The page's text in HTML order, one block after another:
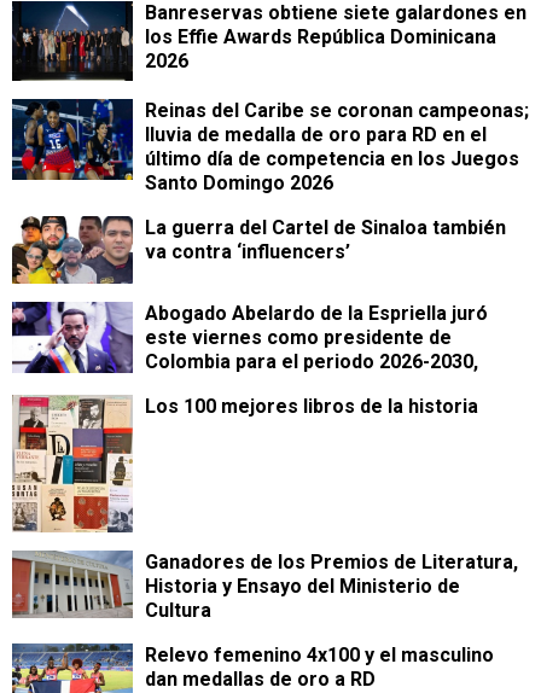
Banreservas obtiene siete galardones en
los Effie Awards República Dominicana
2026
Reinas del Caribe se coronan campeonas;
lluvia de medalla de oro para RD en el
último día de competencia en los Juegos
Santo Domingo 2026
La guerra del Cartel de Sinaloa también
va contra ‘influencers’
Abogado Abelardo de la Espriella juró
este viernes como presidente de
Colombia para el periodo 2026-2030,
Los 100 mejores libros de la historia
Ganadores de los Premios de Literatura,
Historia y Ensayo del Ministerio de
Cultura
Relevo femenino 4x100 y el masculino
dan medallas de oro a RD